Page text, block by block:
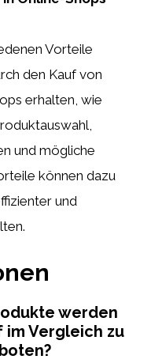
Vorteile
den Kauf von
erhalten, wie
und mögliche
können dazu
und
werden
Vergleich zu